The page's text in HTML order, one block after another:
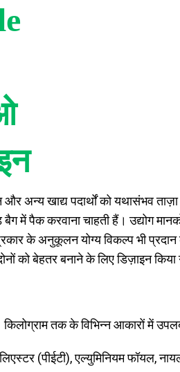
अन्य खाद्य पदार्थों को यथासंभव
में पैक करवाना चाहती हैं। उद्योग
के अनुकूलन योग्य विकल्प भी
को बेहतर बनाने के लिए डिज़ाइन
तक के विभिन्न आकारों में
(पीईटी), एल्युमिनियम फॉयल,